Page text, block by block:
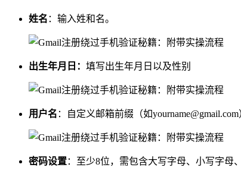
姓名 ：输入姓和名。
出生年月日： 填写出生年月日以及性别
用户名 ：自定义邮箱前缀（如yourname@gmail.com
密码设置：至少8位，需包含大写字母、小写字母